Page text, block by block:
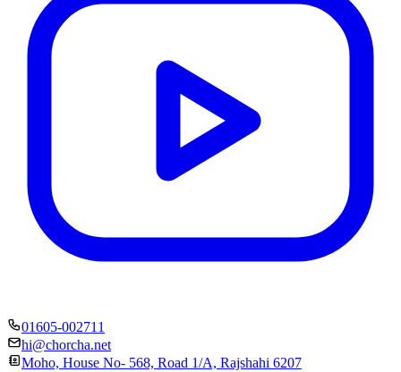
01605-002711
hi@chorcha.net
Moho, House No- 568, Road 1/A, Rajshahi 6207